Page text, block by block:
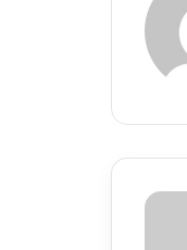
Gestão